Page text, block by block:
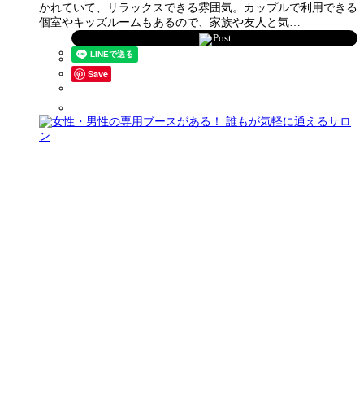
かれていて、リラックスできる雰囲気。カップルで利用できる
個室やキッズルームもあるので、家族や友人と気…
Post
Save